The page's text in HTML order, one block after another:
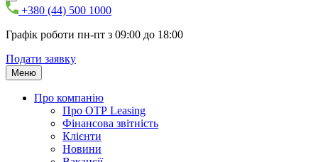
+380 (44) 500 1000
Графік роботи пн-пт з 09:00 до 18:00
Подати заявку
Меню
Про компанію
Про ОТР Leasing
Фінансова звітність
Клієнти
Новини